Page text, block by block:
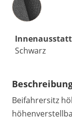
Schwarz
Beifahrersitz